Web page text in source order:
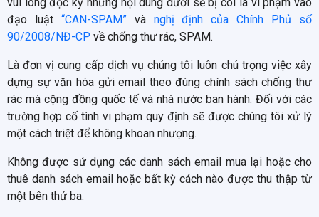
đạo luật “CAN-SPAM”và nghị định của Chính Phủ số
90/2008/NĐ-CP về chống thư rác, SPAM.
Là đơn vị cung cấp dịch vụ chúng tôi luôn chú trọng việc xây
dựng sự văn hóa gửi email theo đúng chính sách chống thư
rác mà cộng đồng quốc tế và nhà nước ban hành. Đối với các
trường hợp cố tình vi phạm quy định sẽ được chúng tôi xử lý
một cách triệt để không khoan nhượng.
Không được sử dụng các danh sách email mua lại hoặc cho
thuê danh sách email hoặc bất kỳ cách nào được thu thập từ
một bên thứ ba.